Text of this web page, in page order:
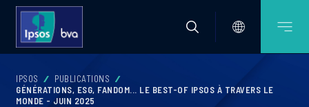
IPSOS
PUBLICATIONS
GÉNÉRATIONS, ESG, FANDOM... LE BEST-OF IPSOS À TRAVERS LE
MONDE - JUIN 2025